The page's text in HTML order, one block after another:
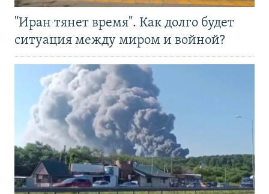
"Иран тянет время". Как долго будет
ситуация между миром и войной?